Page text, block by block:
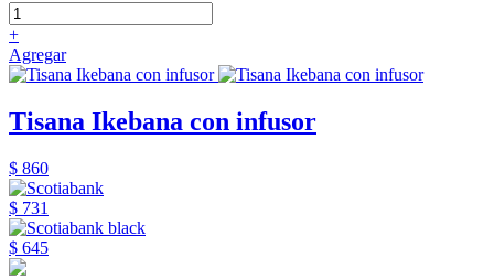
+
Agregar
Tisana Ikebana con infusor
$ 860
$ 731
$ 645